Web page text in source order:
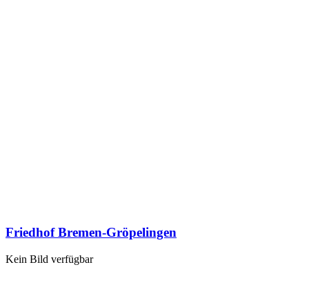
Friedhof Bremen-Gröpelingen
Kein Bild verfügbar